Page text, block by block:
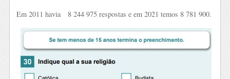
Em 2011 havia 8 244 975 respostas e em 2021 temos 8 781 900.